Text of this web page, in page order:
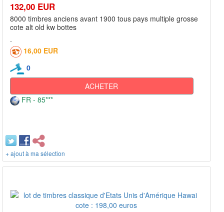
132,00 EUR
8000 timbres anciens avant 1900 tous pays multiple grosse
cote alt old kw bottes
16,00 EUR
0
ACHETER
FR - 85***
+ ajout à ma sélection